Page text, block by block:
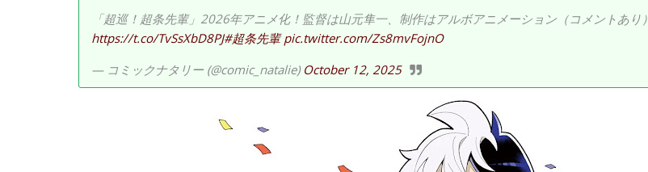
「超巡！超条先輩」2026年アニメ化！監督は山元隼一、制作はアルボアニメーション（コメントあり）
https://t.co/TvSsXbD8PJ#超条先輩 pic.twitter.com/Zs8mvFojnO
— コミックナタリー (@comic_natalie) October 12, 2025